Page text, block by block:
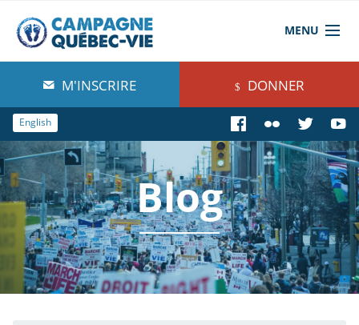
MENU
À propos de nous
Blog
Comprendre
Agir
Boutique
M'INSCRIRE DONNER
English
Blog